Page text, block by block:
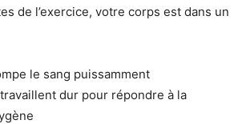
de l’exercice, votre corps est dans un
le sang puissamment
dur pour répondre à la